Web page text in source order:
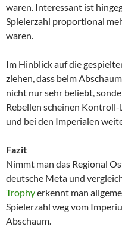
waren. Interessant ist
Spielerzahl proportional
waren.
Im Hinblick auf die
ziehen, dass beim
nicht nur sehr beliebt,
Rebellen scheinen
und bei den Imperialen
Fazit
Nimmt man das Regional
deutsche Meta und
Trophyerkennt man
Spielerzahl weg vom
Abschaum.